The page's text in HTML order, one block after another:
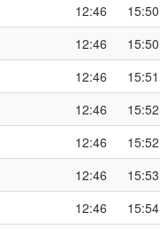
12:46 15:50
12:46 15:50
12:46 15:51
12:46 15:52
12:46 15:52
12:46 15:53
12:46 15:54